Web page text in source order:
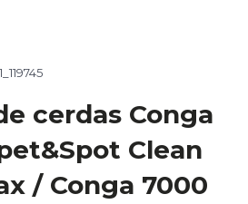
cerdas Conga
Clean
/ Conga 7000